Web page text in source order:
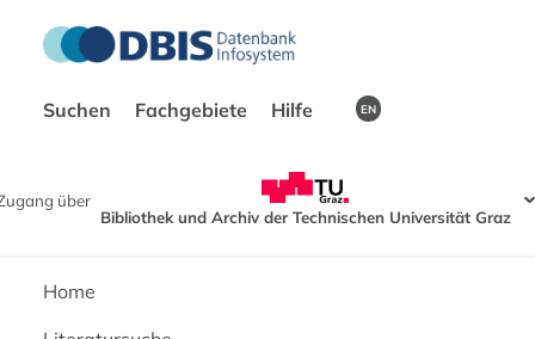
Suchen Fachgebiete Hilfe EN
über
Bibliothek und Archiv der Technischen Universität Graz
Home